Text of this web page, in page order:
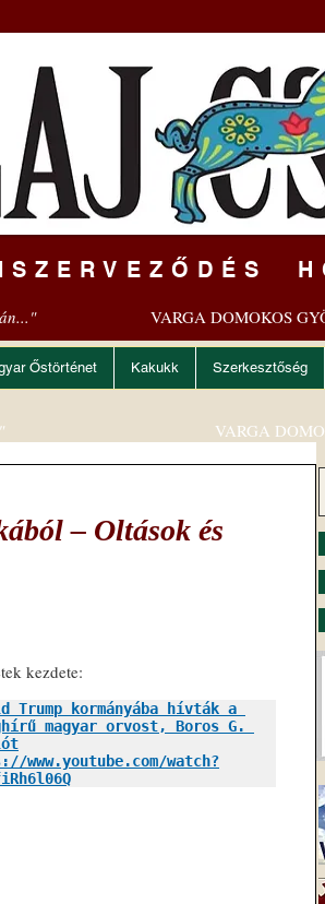
VARGA DOMOKOS
Őstörténet Kakukk Szerkesztőség
‒ Oltások és
kezdete:
Trump kormányába hívták a
magyar orvost, Boros G.
www.youtube.com/watch?
VARGA